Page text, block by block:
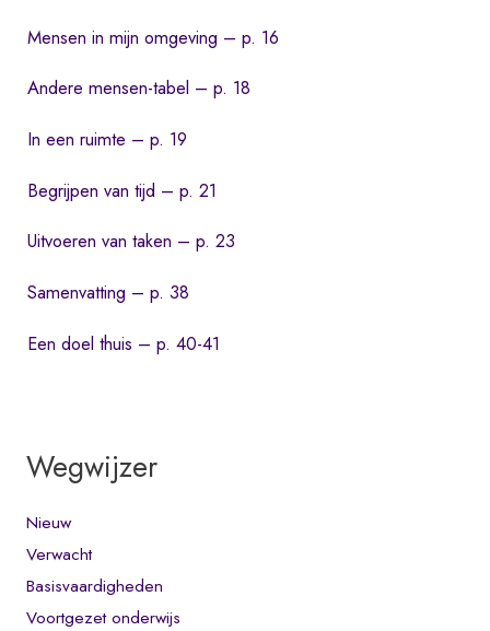
Mensen in mijn omgeving – p. 16
Andere mensen-tabel – p. 18
In een ruimte – p. 19
Begrijpen van tijd – p. 21
Uitvoeren van taken – p. 23
Samenvatting – p. 38
Een doel thuis – p. 40-41
Wegwijzer
Nieuw
Verwacht
Basisvaardigheden
Voortgezet onderwijs